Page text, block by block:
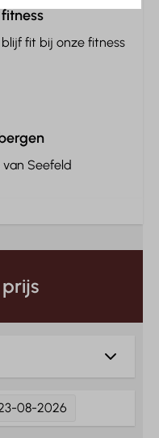
fit bij onze fitness
Seefeld
08-2026